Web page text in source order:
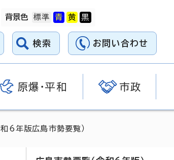
背景色
検索 お問い合わせ
原爆・平和 市政
6年版広島市勢要覧）